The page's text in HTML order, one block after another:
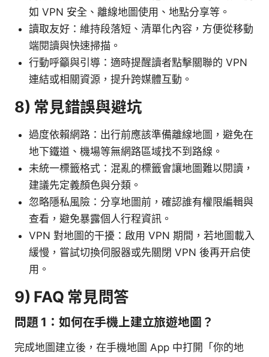
如 VPN 安全、離線地圖使用、地點分享等。
讀取友好：維持段落短、清單化內容，方便從移動
端閱讀與快速掃描。
行動呼籲與引導：適時提醒讀者點擊關聯的 VPN
連結或相關資源，提升跨媒體互動。
8) 常見錯誤與避坑
過度依賴網路：出行前應該準備離線地圖，避免在
地下鐵道、機場等無網路區域找不到路線。
未統一標籤格式：混亂的標籤會讓地圖難以閱讀，
建議先定義顏色與分類。
忽略隱私風險：分享地圖前，確認誰有權限編輯與
查看，避免暴露個人行程資訊。
VPN 對地圖的干擾：啟用 VPN 期間，若地圖載入
緩慢，嘗試切換伺服器或先關閉 VPN 後再开启使
用。
9) FAQ 常見問答
問題 1：如何在手機上建立旅遊地圖？
完成地圖建立後，在手機地圖 App 中打開「你的地